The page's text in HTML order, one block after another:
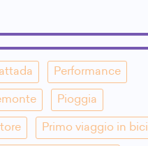
Performance
Pioggia
Primo viaggio in bici